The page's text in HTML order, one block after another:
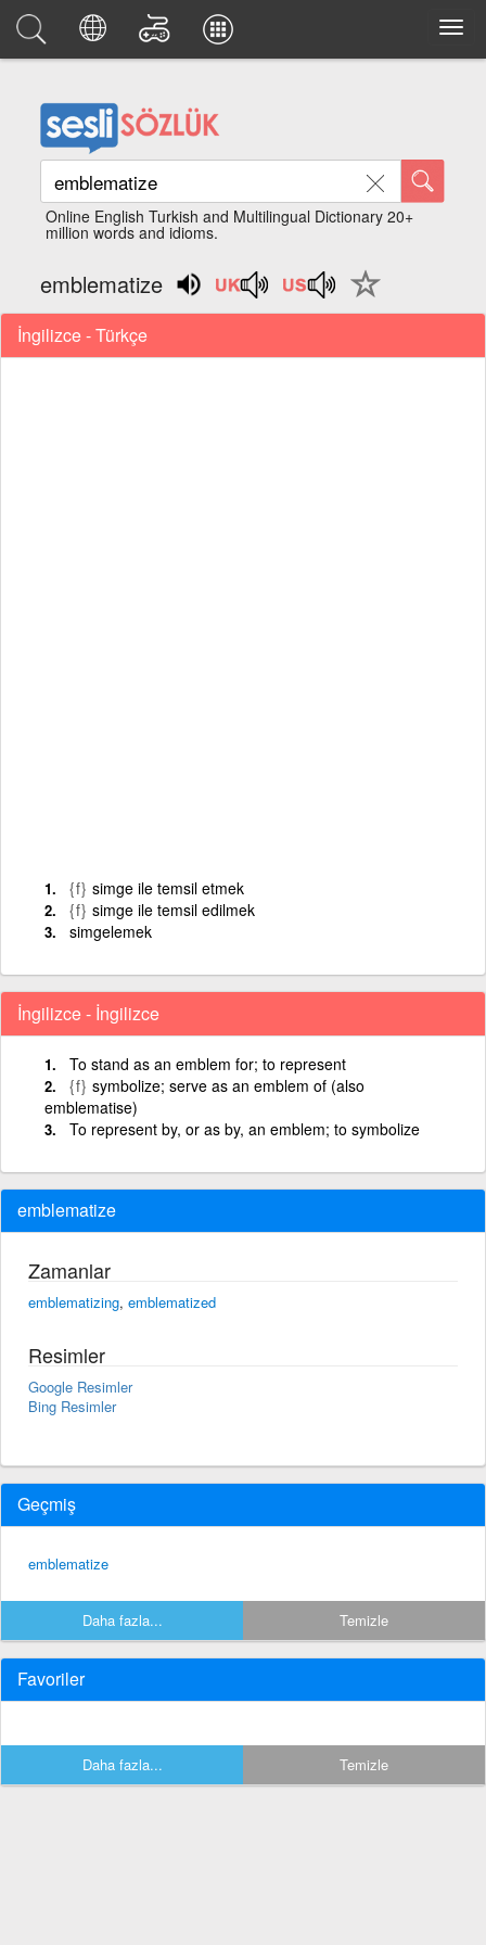
Online English Turkish and Multilingual Dictionary 20+
million words and idioms.
emblematize
İngilizce - Türkçe
{f} simge ile temsil etmek
{f} simge ile temsil edilmek
simgelemek
İngilizce - İngilizce
To stand as an emblem for; to represent
{f} symbolize; serve as an emblem of (also
emblematise)
To represent by, or as by, an emblem; to symbolize
emblematize
Zamanlar
emblematizing, emblematized
Resimler
Google Resimler
Bing Resimler
Geçmiş
emblematize
Daha fazla... Temizle
Favoriler
Daha fazla... Temizle